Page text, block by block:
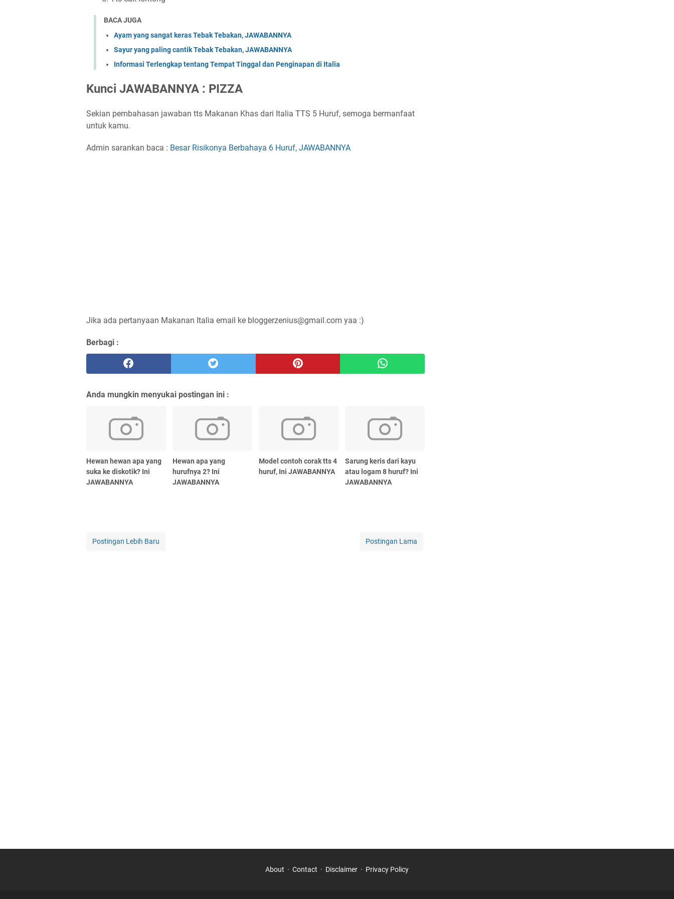
BACA JUGA
Ayam yang sangat keras Tebak Tebakan, JAWABANNYA
Sayur yang paling cantik Tebak Tebakan, JAWABANNYA
Informasi Terlengkap tentang Tempat Tinggal dan Penginapan di Italia
Kunci JAWABANNYA : PIZZA
Sekian pembahasan jawaban tts Makanan Khas dari Italia TTS 5 Huruf, semoga bermanfaat
untuk kamu.
Admin sarankan baca : Besar Risikonya Berbahaya 6 Huruf, JAWABANNYA
Jika ada pertanyaan Makanan Italia email ke bloggerzenius@gmail.com yaa :)
Berbagi :
Anda mungkin menyukai postingan ini :
Hewan hewan apa yang
suka ke diskotik? Ini
JAWABANNYA
Hewan apa yang
hurufnya 2? Ini
JAWABANNYA
Model contoh corak tts 4
huruf, Ini JAWABANNYA
Sarung keris dari kayu
atau logam 8 huruf? Ini
JAWABANNYA
Postingan Lebih Baru Postingan Lama
About Contact Disclaimer Privacy Policy